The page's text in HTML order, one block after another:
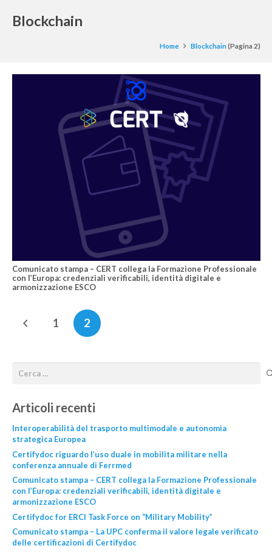
Blockchain
Home Blockchain(Pagina 2)
Comunicato stampa – CERT collega la Formazione Professionale
con l’Europa: credenziali verificabili, identità digitale e
armonizzazione ESCO
1 2
Articoli recenti
Interoperabilità del trasporto multimodale e autonomia
strategica Europea
Certifydoc riguardo l’uso duale in mobilita militare nella
conferenza annuale di Ferrmed
Comunicato stampa – CERT collega la Formazione Professionale
con l’Europa: credenziali verificabili, identità digitale e
armonizzazione ESCO
Certifydoc for ERCI Task Force on “Military Mobility”
Comunicato stampa – La UPC conferma il valore legale verificato
delle certificazioni di Certifydoc